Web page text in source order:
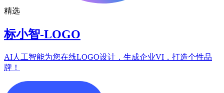
精选
标小智-LOGO
AI人工智能为您在线LOGO设计，生成企业VI，打造个性品
牌！